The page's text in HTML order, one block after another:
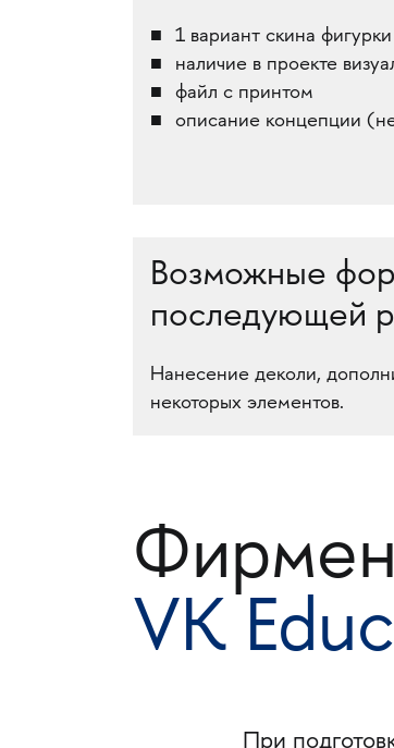
1 вариант скина
наличие в проекте
файл с принтом
описание концепции
Возможные
последующей
Нанесение деколи,
некоторых элементов.
VK
При